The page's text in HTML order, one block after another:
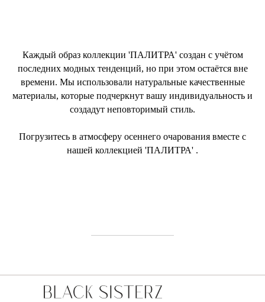
Каждый образ коллекции 'ПАЛИТРА' создан с учётом
последних модных тенденций, но при этом остаётся вне
времени. Мы использовали натуральные качественные
материалы, которые подчеркнут вашу индивидуальность и
создадут неповторимый стиль.
Погрузитесь в атмосферу осеннего очарования вместе с
нашей коллекцией 'ПАЛИТРА' .